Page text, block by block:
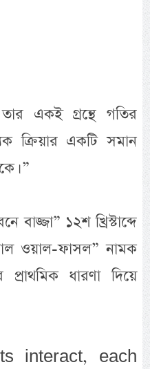
তার একই গ্রন্থে গতির
ক্রিয়ার একটি সমান
”
বাজ্জা” ১২শ খ্রিস্টাব্দে
ওয়াল-ফাসল” নামক
প্রাথমিক ধারণা দিয়ে
interact, each